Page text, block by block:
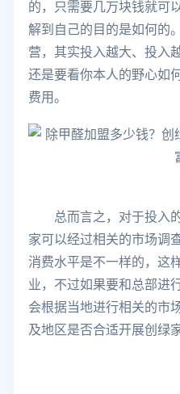
的，只需要几万块钱就可
解到自己的目的是如何的
营，其实投入越大、投入
还是要看你本人的野心如
费用。
总而言之，对于投入
家可以经过相关的市场调
消费水平是不一样的，这
业，不过如果要和总部进
会根据当地进行相关的市
及地区是否合适开展创绿